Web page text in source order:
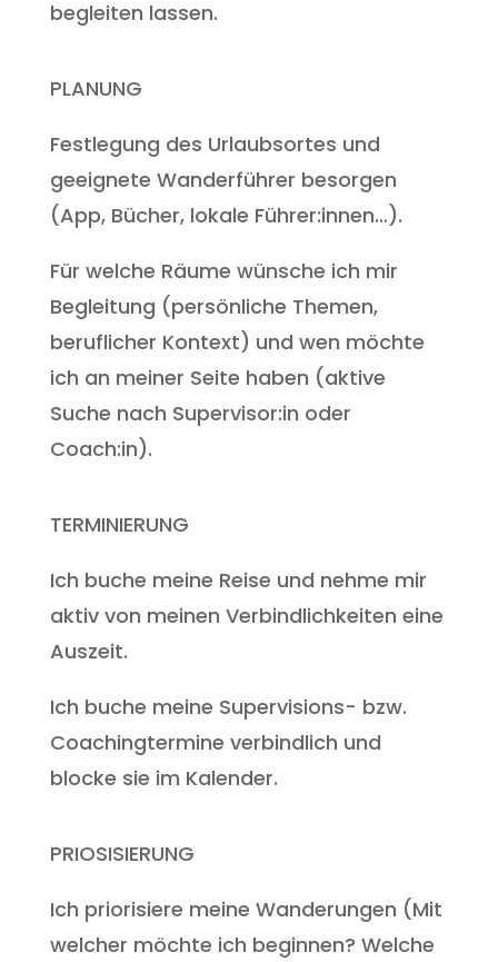
begleiten lassen.
PLANUNG
Festlegung des Urlaubsortes und
geeignete Wanderführer besorgen
(App, Bücher, lokale Führer:innen…).
Für welche Räume wünsche ich mir
Begleitung (persönliche Themen,
beruflicher Kontext) und wen möchte
ich an meiner Seite haben (aktive
Suche nach Supervisor:in oder
Coach:in).
TERMINIERUNG
Ich buche meine Reise und nehme mir
aktiv von meinen Verbindlichkeiten eine
Auszeit.
Ich buche meine Supervisions- bzw.
Coachingtermine verbindlich und
blocke sie im Kalender.
PRIOSISIERUNG
Ich priorisiere meine Wanderungen (Mit
welcher möchte ich beginnen? Welche